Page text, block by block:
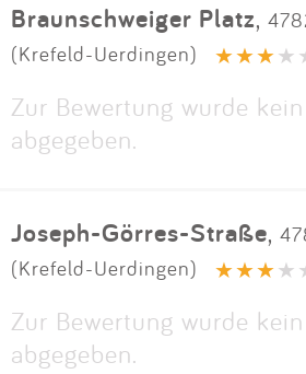
Braunschweiger Platz,
(Krefeld-Uerdingen)
Zur Bewertung wurde
abgegeben.
Joseph-Görres-Straße,
(Krefeld-Uerdingen)
Zur Bewertung wurde
abgegeben.